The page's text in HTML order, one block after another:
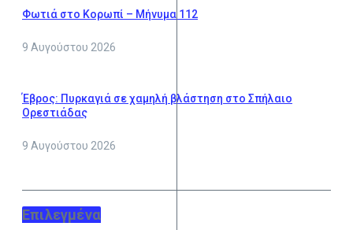
Φωτιά στο Κορωπί – Μήνυμα 112
9 Αυγούστου 2026
Έβρος: Πυρκαγιά σε χαμηλή βλάστηση στο Σπήλαιο
Ορεστιάδας
9 Αυγούστου 2026
Επιλεγμένα